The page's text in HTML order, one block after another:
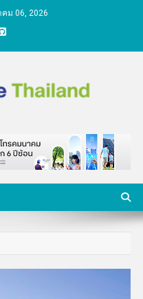
ม 06, 2026
ด ชีวิตกับ
รม